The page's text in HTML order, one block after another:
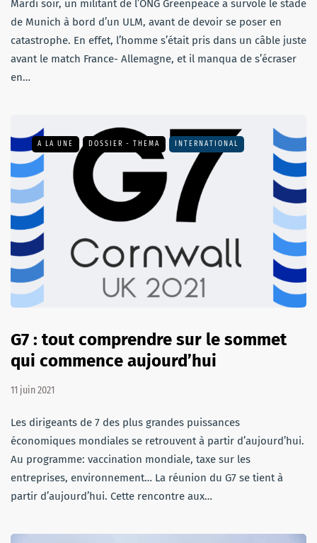
Mardi soir, un militant de l’ONG Greenpeace a survolé le stade
de Munich à bord d’un ULM, avant de devoir se poser en
catastrophe. En effet, l’homme s’était pris dans un câble juste
avant le match France- Allemagne, et il manqua de s’écraser
en…
A LA UNE DOSSIER - THEMA INTERNATIONAL
G7 : tout comprendre sur le sommet
qui commence aujourd’hui
11 juin 2021
Les dirigeants de 7 des plus grandes puissances
économiques mondiales se retrouvent à partir d’aujourd’hui.
Au programme: vaccination mondiale, taxe sur les
entreprises, environnement… La réunion du G7 se tient à
partir d’aujourd’hui. Cette rencontre aux…